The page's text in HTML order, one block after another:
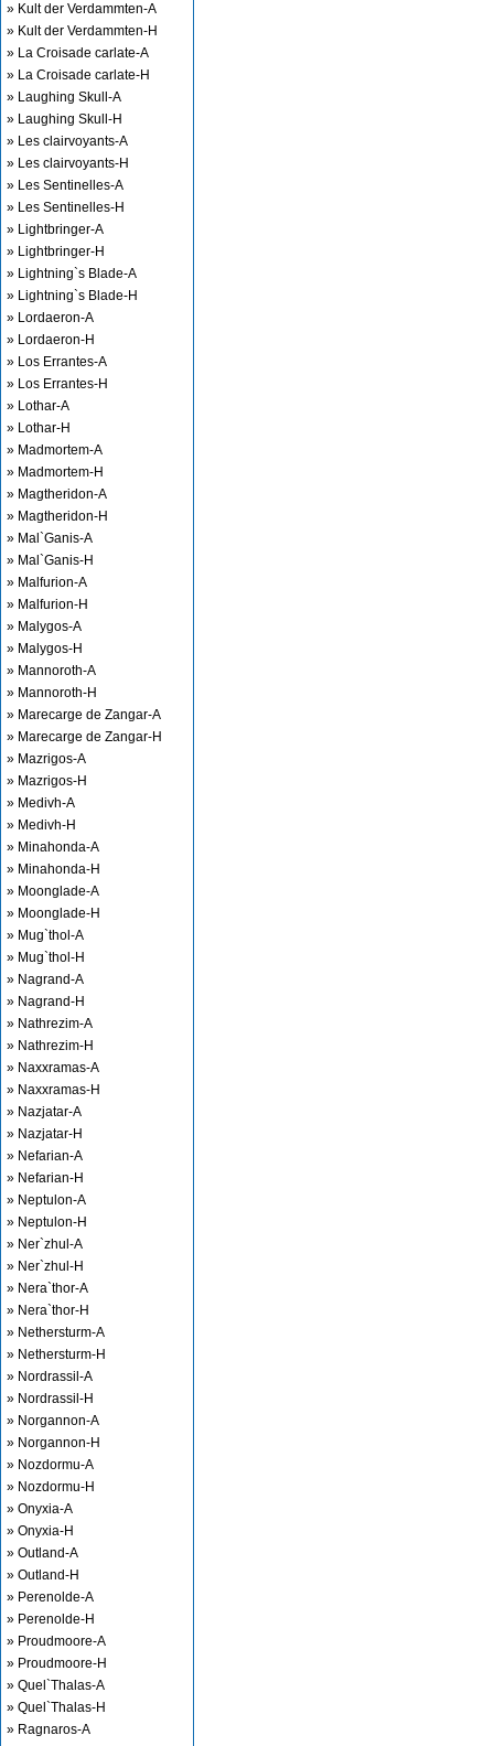
» Kult der Verdammten-A
» Kult der Verdammten-H
» La Croisade carlate-A
» La Croisade carlate-H
» Laughing Skull-A
» Laughing Skull-H
» Les clairvoyants-A
» Les clairvoyants-H
» Les Sentinelles-A
» Les Sentinelles-H
» Lightbringer-A
» Lightbringer-H
» Lightning`s Blade-A
» Lightning`s Blade-H
» Lordaeron-A
» Lordaeron-H
» Los Errantes-A
» Los Errantes-H
» Lothar-A
» Lothar-H
» Madmortem-A
» Madmortem-H
» Magtheridon-A
» Magtheridon-H
» Mal`Ganis-A
» Mal`Ganis-H
» Malfurion-A
» Malfurion-H
» Malygos-A
» Malygos-H
» Mannoroth-A
» Mannoroth-H
» Marecarge de Zangar-A
» Marecarge de Zangar-H
» Mazrigos-A
» Mazrigos-H
» Medivh-A
» Medivh-H
» Minahonda-A
» Minahonda-H
» Moonglade-A
» Moonglade-H
» Mug`thol-A
» Mug`thol-H
» Nagrand-A
» Nagrand-H
» Nathrezim-A
» Nathrezim-H
» Naxxramas-A
» Naxxramas-H
» Nazjatar-A
» Nazjatar-H
» Nefarian-A
» Nefarian-H
» Neptulon-A
» Neptulon-H
» Ner`zhul-A
» Ner`zhul-H
» Nera`thor-A
» Nera`thor-H
» Nethersturm-A
» Nethersturm-H
» Nordrassil-A
» Nordrassil-H
» Norgannon-A
» Norgannon-H
» Nozdormu-A
» Nozdormu-H
» Onyxia-A
» Onyxia-H
» Outland-A
» Outland-H
» Perenolde-A
» Perenolde-H
» Proudmoore-A
» Proudmoore-H
» Quel`Thalas-A
» Quel`Thalas-H
» Ragnaros-A